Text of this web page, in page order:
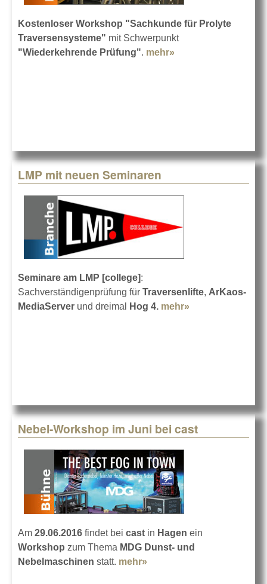
Kostenloser Workshop "Sachkunde für Prolyte
Traversensysteme" mit Schwerpunkt
"Wiederkehrende Prüfung". mehr»
LMP mit neuen Seminaren
Seminare am LMP [college]:
Sachverständigenprüfung für Traversenlifte, ArKaos-
MediaServer und dreimal Hog 4. mehr»
Nebel-Workshop im Juni bei cast
Am 29.06.2016 findet bei cast in Hagen ein
Workshop zum Thema MDG Dunst- und
Nebelmaschinen statt. mehr»